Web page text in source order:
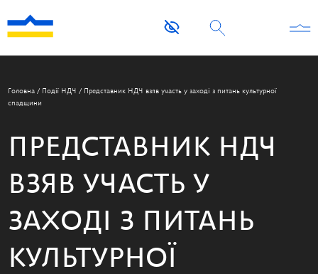
Головна / Події НДЧ / Представник НДЧ взяв участь у заході з питань культурної
спадщини
ПРЕДСТАВНИК НДЧ
ВЗЯВ УЧАСТЬ У
ЗАХОДІ З ПИТАНЬ
КУЛЬТУРНОЇ